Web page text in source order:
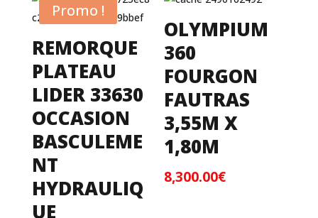
Promo !
REMORQUE
PLATEAU
LIDER 33630
OCCASION
BASCULEME
NT
HYDRAULIQ
UE
OLYMPIUM
360
FOURGON
FAUTRAS
3,55M X
1,80M
8,300.00€